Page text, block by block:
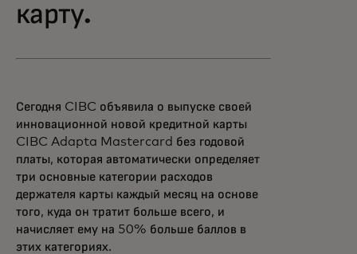
карту.
Сегодня CIBC объявила о выпуске своей
инновационной новой кредитной карты
CIBC Adapta Mastercard без годовой
платы, которая автоматически определяет
три основные категории расходов
держателя карты каждый месяц на основе
того, куда он тратит больше всего, и
начисляет ему на 50% больше баллов в
этих категориях.